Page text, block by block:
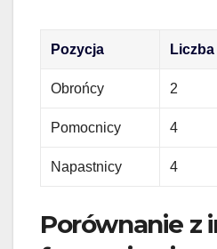
Pozycja
Obrońcy 2
Pomocnicy 4
Napastnicy 4
Porównanie z